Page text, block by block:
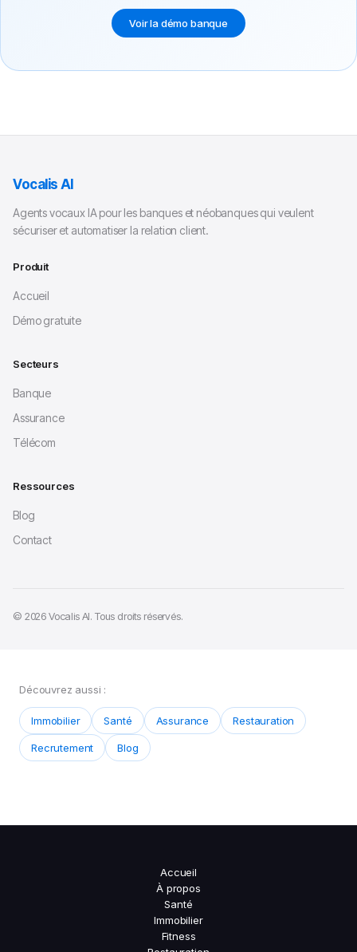
Voir la démo banque
Vocalis AI
Agents vocaux IA pour les banques et néobanques qui veulent
sécuriser et automatiser la relation client.
Produit
Accueil
Démo gratuite
Secteurs
Banque
Assurance
Télécom
Ressources
Blog
Contact
© 2026 Vocalis AI. Tous droits réservés.
Découvrez aussi :
Immobilier Santé Assurance Restauration
Recrutement Blog
Accueil
À propos
Santé
Immobilier
Fitness